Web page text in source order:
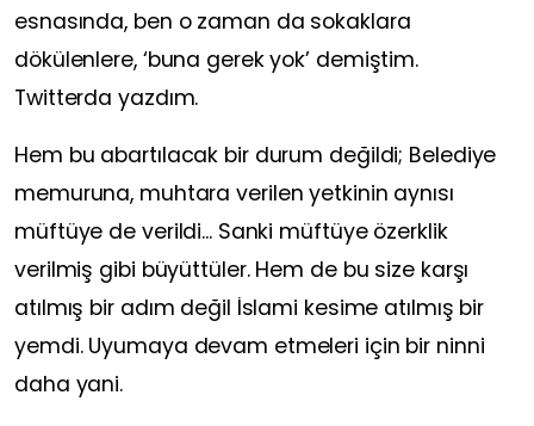
esnasında, ben o zaman da sokaklara
dökülenlere, ‘buna gerek yok’ demiştim.
Twitterda yazdım.
Hem bu abartılacak bir durum değildi; Belediye
memuruna, muhtara verilen yetkinin aynısı
müftüye de verildi... Sanki müftüye özerklik
verilmiş gibi büyüttüler. Hem de bu size karşı
atılmış bir adım değil İslami kesime atılmış bir
yemdi. Uyumaya devam etmeleri için bir ninni
daha yani.